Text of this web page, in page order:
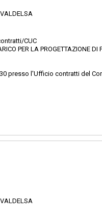
CUC
PER LA PROGETTAZIONE
presso l'Ufficio contratti del